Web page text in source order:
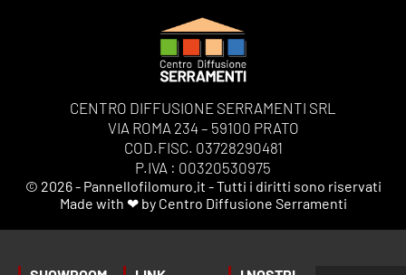
CENTRO DIFFUSIONE SERRAMENTI SRL
VIA ROMA 234 – 59100 PRATO
COD.FISC. 03728290481
P.IVA : 00320530975
© 2026 - Pannellofilomuro.it - Tutti i diritti sono riservati
Made with ❤ by Centro Diffusione Serramenti